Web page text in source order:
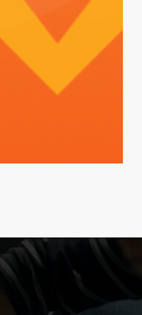
问题相关
要有规律
进行详细的
族病史：
史和传染
记录审查
捐赠者需
使用可能